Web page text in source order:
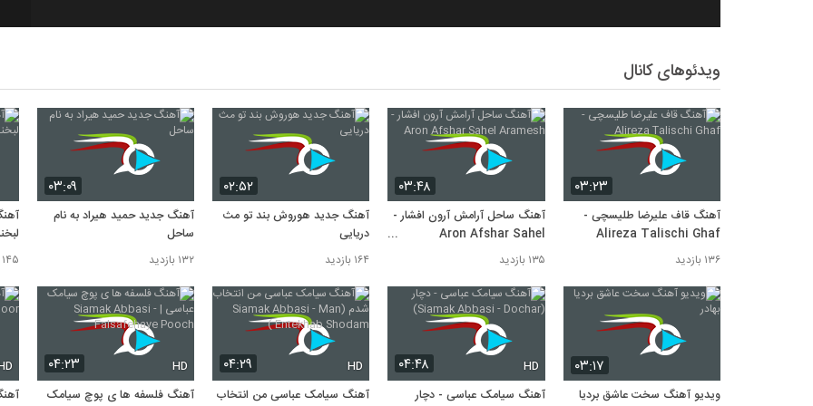
7
8
10
ویدئوهای کانال
۰۳:۲۳
آهنگ قاف علیرضا طلیسچی -
Alireza Talischi Ghaf
۱۳۶ بازدید
۰۳:۴۸
آهنگ ساحل آرامش آرون افشار -
Aron Afshar Sahel
Aramesh
۱۳۵ بازدید
۰۲:۵۲
آهنگ جدید هوروش بند تو مث
دریایی
۱۶۴ بازدید
۰۳:۰۹
آهنگ جدید حمید هیراد به نام
ساحل
۱۳۲ بازدید ۱۴۵ بازدید
۰۳:۱۷
ویدیو آهنگ سخت عاشق بردیا
۰۴:۴۸ HD
آهنگ سیامک عباسی - دچار
۰۴:۲۹ HD
آهنگ سیامک عباسی من انتخاب
۰۴:۲۳ HD
آهنگ فلسفه ها ی پوچ سیامک